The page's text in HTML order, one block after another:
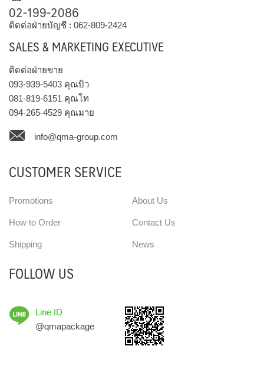
02-199-2086
ติดต่อฝ่ายบัญชี : 062-809-2424
SALES & MARKETING EXECUTIVE
ติดต่อฝ่ายขาย
093-939-5403 คุณบิว
081-819-6151 คุณโท
094-265-4529 คุณมาย
info@qma-group.com
CUSTOMER SERVICE
Promotions
How to Order
Shipping
About Us
Contact Us
News
FOLLOW US
Line ID
@qmapackage